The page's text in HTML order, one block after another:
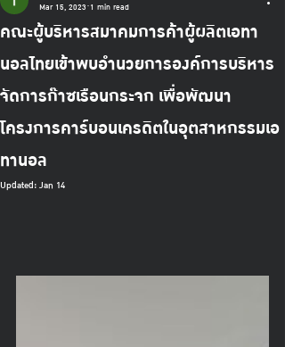
คณะผู้บริหารสมาคมการค้าผู้ผลิตเอทา
นอลไทยเข้าพบอำนวยการองค์การบริหาร
จัดการก๊าซเรือนกระจก เพื่อพัฒนา
โครงการคาร์บอนเครดิตในอุตสาหกรรมเอ
ทานอล
Mar 15, 2023 1 min read
Updated:Jan 14